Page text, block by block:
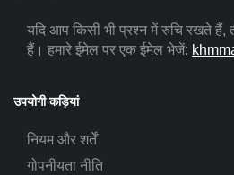
यदि आप किसी भी प्रश्न में रुचि रखते
हैं। हमारे ईमेल पर एक ईमेल भेजें:
उपयोगी कड़ियां
नियम और शर्तें
गोपनीयता नीति